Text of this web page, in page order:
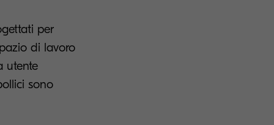
per
di lavoro
utente
sono